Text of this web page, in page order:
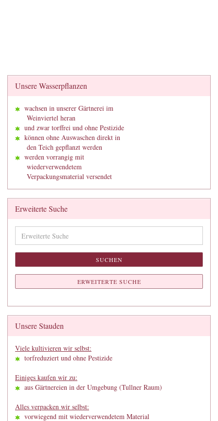
Unsere Wasserpflanzen
wachsen in unserer Gärtnerei im
Weinviertel heran
und zwar torffrei und ohne Pestizide
können ohne Auswaschen direkt in
den Teich gepflanzt werden
werden vorrangig mit
wiederverwendetem
Verpackungsmaterial versendet
Erweiterte Suche
Suche
SUCHEN
ERWEITERTE SUCHE
Unsere Stauden
Viele kultivieren wir selbst:
torfreduziert und ohne Pestizide
Einiges kaufen wir zu:
aus Gärtnereien in der Umgebung (Tullner Raum)
Alles verpacken wir selbst:
vorwiegend mit wiederverwendetem Material